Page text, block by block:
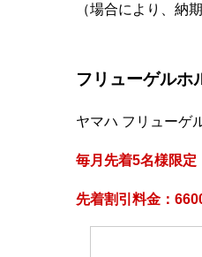
（場合により、納
フリューゲルホ
ヤマハ フリューゲ
毎月先着5名様限定
先着割引料金：